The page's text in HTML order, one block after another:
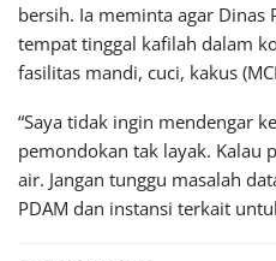
bersih. Ia meminta agar Dinas
tempat tinggal kafilah dalam
fasilitas mandi, cuci, kakus
“Saya tidak ingin mendengar
pemondokan tak layak. Kalau
air. Jangan tunggu masalah
PDAM dan instansi terkait